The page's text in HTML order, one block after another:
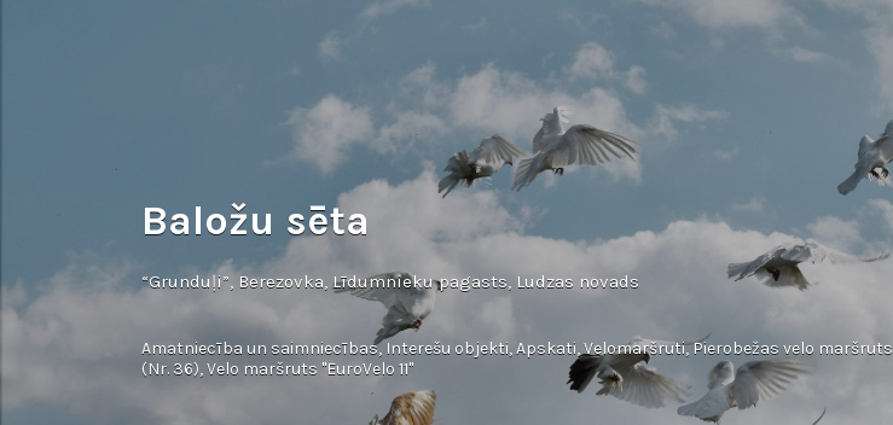
Baložu sēta
“Grunduļi”, Berezovka, Līdumnieku pagasts, Ludzas novads
Amatniecība un saimniecības, Interešu objekti,Apskati,Velomaršruti,Pierobežas velo maršruts
(Nr. 36),Velo maršruts "EuroVelo 11"